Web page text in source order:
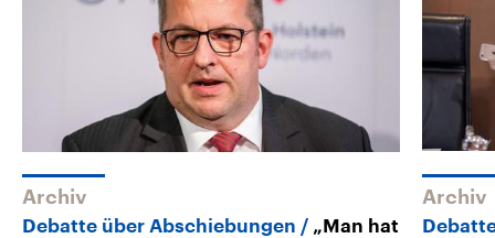
Archiv
Debatte über Abschiebungen
„Man hat
Archiv